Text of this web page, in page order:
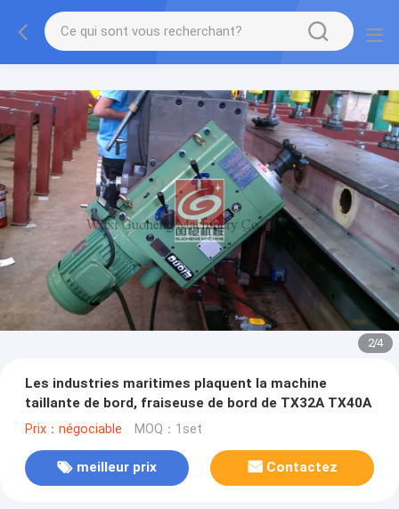
2/4
Les industries maritimes plaquent la machine
taillante de bord, fraiseuse de bord de TX32A TX40A
Prix：négociable MOQ：1set
meilleur prix Contactez